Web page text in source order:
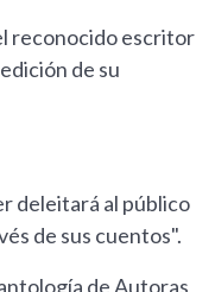
reconocido escritor
de su
deleitará al público
de sus cuentos".
de Autoras